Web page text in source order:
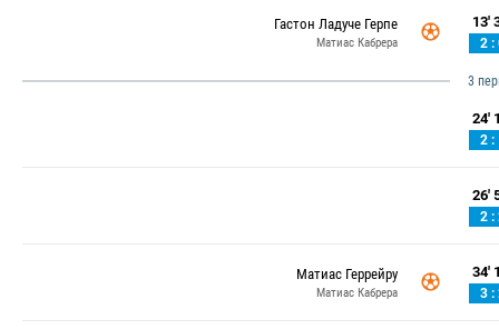
Гастон Ладуче Герпе
Матиас Кабрера
13'
2 :
3
24'
2 :
26'
2 :
Матиас Геррейру
Матиас Кабрера
34'
3 :